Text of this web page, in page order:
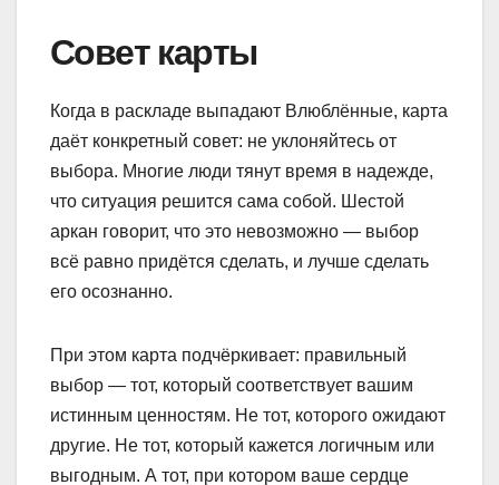
Совет карты
Когда в раскладе выпадают Влюблённые, карта
даёт конкретный совет: не уклоняйтесь от
выбора. Многие люди тянут время в надежде,
что ситуация решится сама собой. Шестой
аркан говорит, что это невозможно — выбор
всё равно придётся сделать, и лучше сделать
его осознанно.
При этом карта подчёркивает: правильный
выбор — тот, который соответствует вашим
истинным ценностям. Не тот, которого ожидают
другие. Не тот, который кажется логичным или
выгодным. А тот, при котором ваше сердце